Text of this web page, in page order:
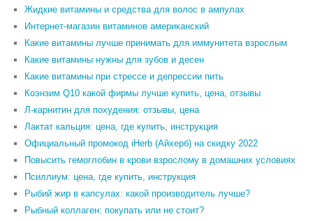
Жидкие витамины и средства для волос в ампулах
Интернет-магазин витаминов американский
Какие витамины лучше принимать для иммунитета взрослым
Какие витамины нужны для зубов и десен
Какие витамины при стрессе и депрессии пить
Коэнзим Q10 какой фирмы лучше купить, цена, отзывы
Л-карнитин для похудения: отзывы, цена
Лактат кальция: цена, где купить, инструкция
Официальный промокод iHerb (Айхерб) на скидку 2022
Повысить гемоглобин в крови взрослому в домашних условиях
Псиллиум: цена, где купить, инструкция
Рыбий жир в капсулах: какой производитель лучше?
Рыбный коллаген: покупать или не стоит?